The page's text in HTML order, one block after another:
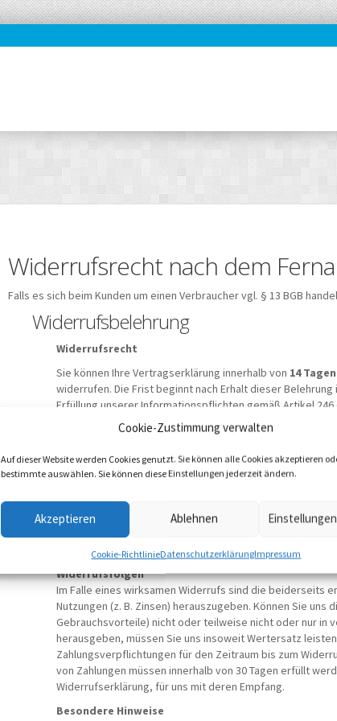
Cookie-Zustimmung verwalten
Auf dieser Website werden Cookies genutzt. Sie können alle Cookies akzeptieren
bestimmte auswählen. Sie können diese Einstellungen jederzeit ändern.
Akzeptieren Ablehnen
Cookie-RichtlinieDatenschutzerklärungImpressum
Widerrufsrecht nach dem
Falls es sich beim Kunden um einen Verbraucher vgl. § 13 BGB
Widerrufsbelehrung
Widerrufsrecht
Sie können Ihre Vertragserklärung innerhalb von 14 Tagen
widerrufen. Die Frist beginnt nach Erhalt dieser
Erfüllung unserer Informationspflichten gemäß Artikel 246
Pflichten gemäß § 312g Absatz. 1 Satz 1 BGB in
genügt die rechtzeitige Absendung des Widerrufs.
Der Widerruf ist zu richten an:
Am Kaiserblick 26
D-83098 Brannenburg
kontakt@agitos.de
Fax: +49 89 381 564 46-9
Widerrufsfolgen
Im Falle eines wirksamen Widerrufs sind die beiderseits
Nutzungen (z. B. Zinsen) herauszugeben. Können Sie uns
Gebrauchsvorteile) nicht oder teilweise nicht oder nur in
herausgeben, müssen Sie uns insoweit Wertersatz
Zahlungsverpflichtungen für den Zeitraum bis zum
von Zahlungen müssen innerhalb von 30 Tagen erfüllt
Widerrufserklärung, für uns mit deren Empfang.
Besondere Hinweise